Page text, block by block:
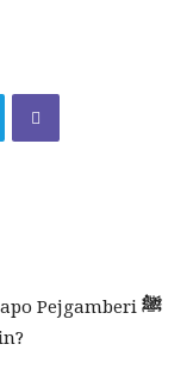
Pejgamberi ﷺ